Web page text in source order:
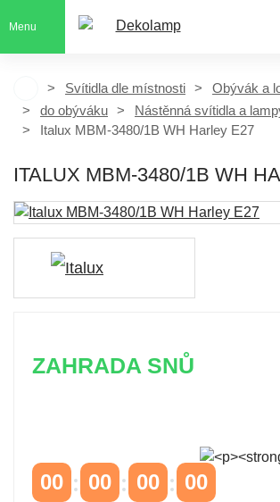
Menu
Svítidla dle místnosti
Obývák a
do obýváku
Nástěnná svítidla a
Italux MBM-3480/1B WH Harley E27
ITALUX MBM-3480/1B WH
ZAHRADA SNŮ
00 00 00 00